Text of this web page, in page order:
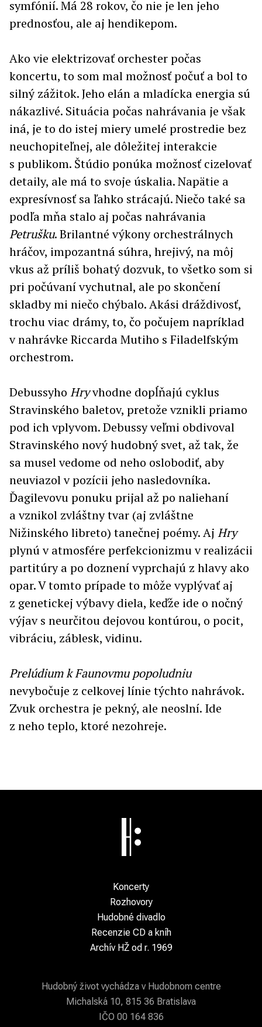
symfónií. Má 28 rokov, čo nie je len jeho
prednosťou, ale aj hendikepom.
Ako vie elektrizovať orchester počas
koncertu, to som mal možnosť počuť a bol to
silný zážitok. Jeho elán a mladícka energia sú
nákazlivé. Situácia počas nahrávania je však
iná, je to do istej miery umelé prostredie bez
neuchopiteľnej, ale dôležitej interakcie
s publikom. Štúdio ponúka možnosť cizelovať
detaily, ale má to svoje úskalia. Napätie a
expresívnosť sa ľahko strácajú. Niečo také sa
podľa mňa stalo aj počas nahrávania
Petrušku. Brilantné výkony orchestrálnych
hráčov, impozantná súhra, hrejivý, na môj
vkus až príliš bohatý dozvuk, to všetko som si
pri počúvaní vychutnal, ale po skončení
skladby mi niečo chýbalo. Akási dráždivosť,
trochu viac drámy, to, čo počujem napríklad
v nahrávke Riccarda Mutiho s Filadelfským
orchestrom.
Debussyho Hryvhodne dopĺňajú cyklus
Stravinského baletov, pretože vznikli priamo
pod ich vplyvom. Debussy veľmi obdivoval
Stravinského nový hudobný svet, až tak, že
sa musel vedome od neho oslobodiť, aby
neuviazol v pozícii jeho nasledovníka.
Ďagilevovu ponuku prijal až po naliehaní
a vznikol zvláštny tvar (aj zvláštne
Nižinského libreto) tanečnej poémy. Aj Hry
plynú v atmosfére perfekcionizmu v realizácii
partitúry a po doznení vyprchajú z hlavy ako
opar. V tomto prípade to môže vyplývať aj
z genetickej výbavy diela, keďže ide o nočný
výjav s neurčitou dejovou kontúrou, o pocit,
vibráciu, záblesk, vidinu.
Prelúdium k Faunovmu popoludniu
nevybočuje z celkovej línie týchto nahrávok.
Zvuk orchestra je pekný, ale neoslní. Ide
z neho teplo, ktoré nezohreje.
Koncerty
Rozhovory
Hudobné divadlo
Recenzie CD a kníh
Archív HŽ od r. 1969
Hudobný život vychádza v Hudobnom centre
Michalská 10, 815 36 Bratislava
IČO 00 164 836